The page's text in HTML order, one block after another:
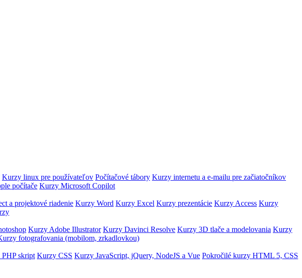
Kurzy linux pre používateľov Počítačové tábory Kurzy internetu a e-mailu pre začiatočníkov
počítače Kurzy Microsoft Copilot
a projektové riadenie Kurzy Word Kurzy Excel Kurzy prezentácie Kurzy Access Kurzy
Kurzy Adobe Illustrator Kurzy Davinci Resolve Kurzy 3D tlače a modelovania Kurzy
fotografovania (mobilom, zrkadlovkou)
skript Kurzy CSS Kurzy JavaScript, jQuery, NodeJS a Vue Pokročilé kurzy HTML 5, CSS